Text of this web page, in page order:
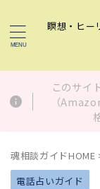
瞑想・ヒー
このサイ
（
魂相談ガイドHOME
電話占いガイド